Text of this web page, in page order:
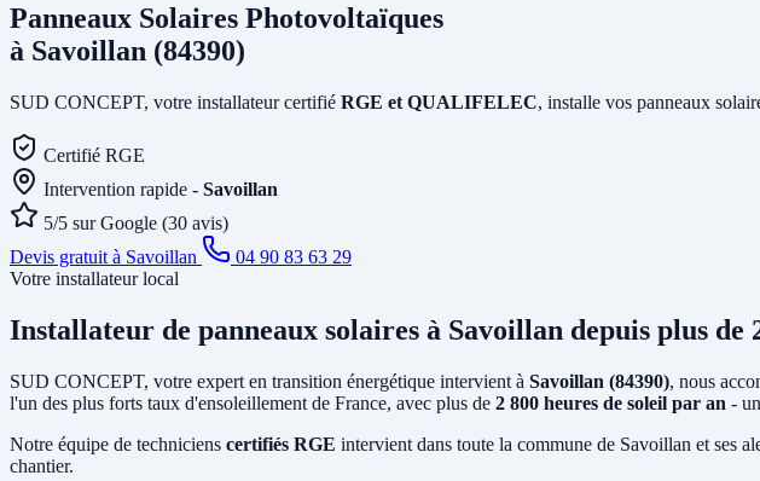
Panneaux Solaires Photovoltaïques
à Savoillan (84390)
SUD CONCEPT, votre installateur certifié RGE et QUALIFELEC, installe vos panneaux
Certifié RGE
Intervention rapide - Savoillan
5/5 sur Google (30 avis)
Devis gratuit à Savoillan
04 90 83 63 29
Votre installateur local
Installateur de panneaux solaires à Savoillan depuis plus de
SUD CONCEPT, votre expert en transition énergétique intervient à Savoillan (84390), nous
l'un des plus forts taux d'ensoleillement de France, avec plus de 2 800 heures de soleil par an -
Notre équipe de techniciens certifiés RGE intervient dans toute la commune de Savoillan et ses
chantier.